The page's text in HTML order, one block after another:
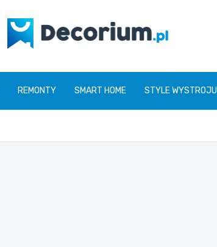
decorium.pl
REMONTY SMART HOME STYLE WYSTROJU